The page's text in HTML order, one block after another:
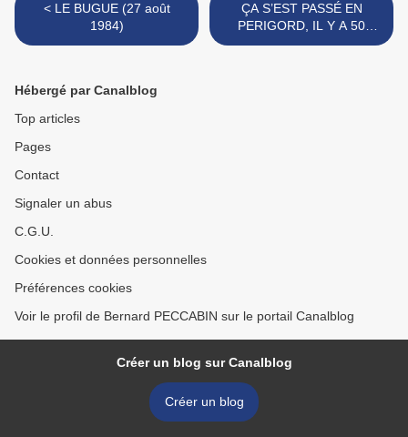
< LE BUGUE (27 août
1984)
ÇA S’EST PASSÉ EN
PERIGORD, IL Y A 50
ANS...semaine du 29 févr.
Hébergé par Canalblog
Top articles
Pages
Contact
Signaler un abus
C.G.U.
Cookies et données personnelles
Préférences cookies
Voir le profil de Bernard PECCABIN sur le portail Canalblog
Créer un blog sur Canalblog
Créer un blog